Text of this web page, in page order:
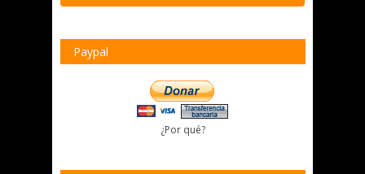
Paypal
¿Por qué?